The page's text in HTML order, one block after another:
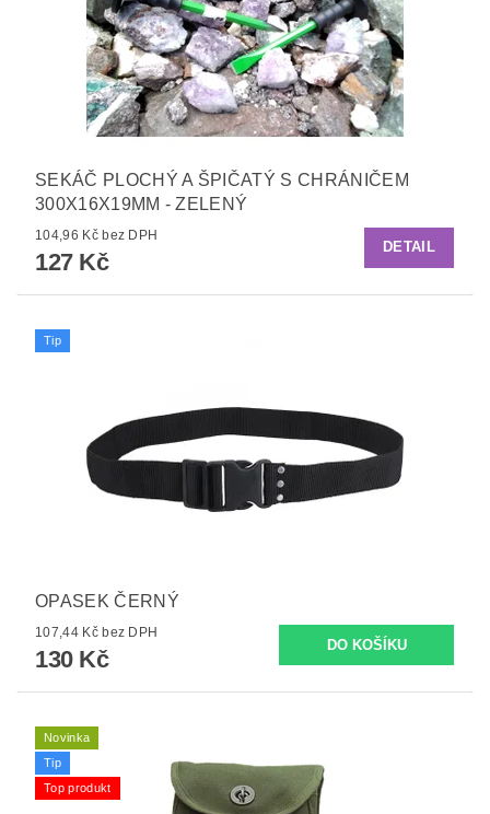
SEKÁČ PLOCHÝ A ŠPIČATÝ S CHRÁNIČEM
300X16X19MM - ZELENÝ
104,96 Kč bez DPH
127 Kč
DETAIL
Tip
OPASEK ČERNÝ
107,44 Kč bez DPH
130 Kč
Novinka
Tip
Top produkt